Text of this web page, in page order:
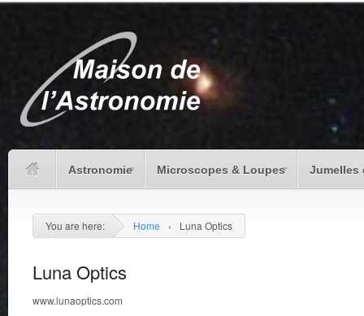
Astronomie Microscopes & Loupes Jumelles
You are here: Home › Luna Optics
Luna Optics
www.lunaoptics.com